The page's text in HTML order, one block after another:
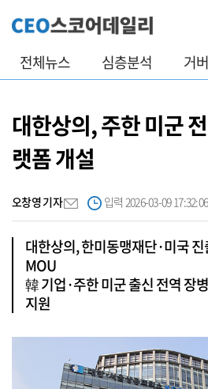
전체뉴스 심층분석 거
대한상의, 주한 미군
랫폼 개설
오창영 기자 입력 2026-03-09 17:32:06
대한상의, 한미동맹재단·미국
MOU
韓 기업·주한 미군 출신 전역 장
지원